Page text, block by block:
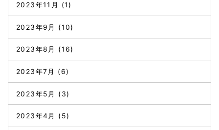
2023年11月 (1)
2023年9月 (10)
2023年8月 (16)
2023年7月 (6)
2023年5月 (3)
2023年4月 (5)